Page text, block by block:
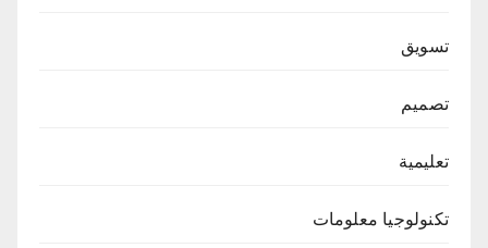
تسويق
تصميم
تعليمية
تكنولوجيا معلومات